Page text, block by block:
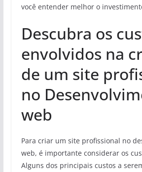
você entender melhor o
Descubra os
envolvidos na
de um site
no
web
Para criar um site profissional no
web, é importante considerar os
Alguns dos principais custos a